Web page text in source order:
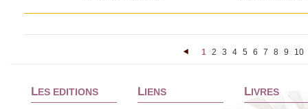
1 2 3 4 5 6 7 8 9 10
LES EDITIONS LIENS LIVRES